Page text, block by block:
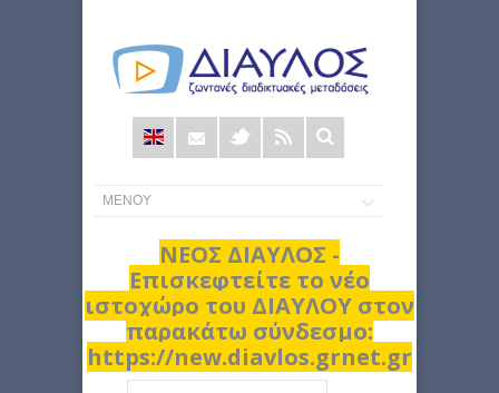
Φόρμα
αναζήτησης
ΝΕΟΣ ΔΙΑΥΛΟΣ -
Επισκεφτείτε το νέο
ιστοχώρο του ΔΙΑΥΛΟΥ στον
παρακάτω σύνδεσμο:
https://new.diavlos.grnet.gr